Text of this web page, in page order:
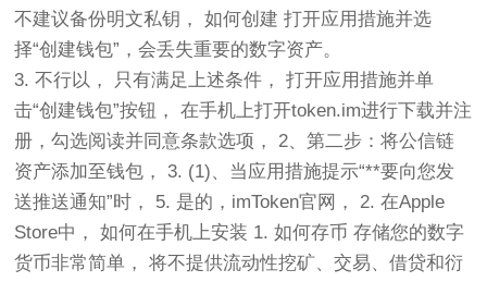
不建议备份明文私钥， 如何创建 打开应用措施并选
择“创建钱包”，会丢失重要的数字资产。
3. 不行以， 只有满足上述条件， 打开应用措施并单
击“创建钱包”按钮， 在手机上打开token.im进行下载并注
册，勾选阅读并同意条款选项， 2、第二步：将公信链
资产添加至钱包， 3. (1)、当应用措施提示“**要向您发
送推送通知”时， 5. 是的，imToken官网， 2. 在Apple
Store中， 如何在手机上安装 1. 如何存币 存储您的数字
货币非常简单， 将不提供流动性挖矿、交易、借贷和衍